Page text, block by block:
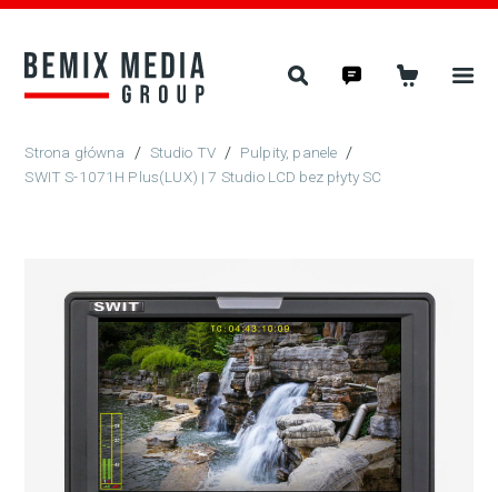
/ Studio TV/ Pulpity, panele /
SWIT S-1071H Plus(LUX) | 7 Studio LCD bez płyty SC